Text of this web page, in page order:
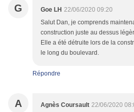
G Goe LH 22/06/2020 09:20
Salut Dan, je comprends
construction juste au dessus
Elle a été détruite lors de la
le long du boulevard.
Répondre
A Agnès Coursault 22/06/2020